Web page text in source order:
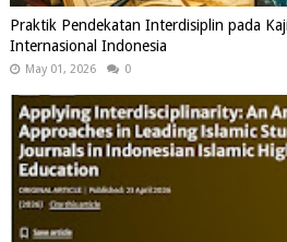
Praktik Pendekatan Interdisiplin pada
Internasional Indonesia
May 01, 2026 0